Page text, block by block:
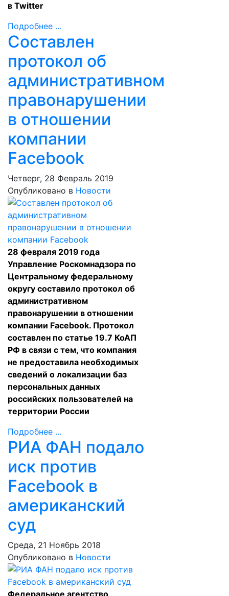
в Twitter
Подробнее ...
Составлен
протокол об
административном
правонарушении
в отношении
компании
Facebook
Четверг, 28 Февраль 2019
Опубликовано в Новости
28 февраля 2019 года
Управление Роскомнадзора по
Центральному федеральному
округу составило протокол об
административном
правонарушении в отношении
компании Facebook. Протокол
составлен по статье 19.7 КоАП
РФ в связи с тем, что компания
не предоставила необходимых
сведений о локализации баз
персональных данных
российских пользователей на
территории России
Подробнее ...
РИА ФАН подало
иск против
Facebook в
американский
суд
Среда, 21 Ноябрь 2018
Опубликовано в Новости
Федеральное агентство